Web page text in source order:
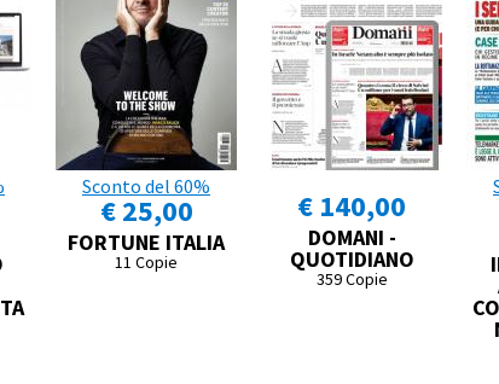
Sconto del 60%
€ 25,00
FORTUNE ITALIA
11 Copie
€ 140,00
DOMANI -
QUOTIDIANO
359 Copie